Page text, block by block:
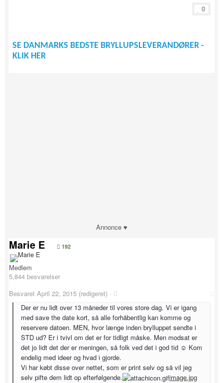
0
SE DANMARKS BEDSTE BRYLLUPSLEVERANDØRER -
KLIK HER
Annonce ♥
Marie E 192
Medlem
5,844 besvarelser
Besvaret April 22, 2015 (redigeret) ·
Der er nu lidt over 13 måneder til vores store dag. Vi er igang
med save the date kort, så alle forhåbentlig kan komme og
reservere datoen. MEN, hvor længe inden brylluppet sendte i
STD ud? Er i tvivl om det er for tidligt måske. Men modsat er
det jo lidt det der er meningen, så folk ved det i god tid ☺️ Kom
endelig med ideer og hvad i gjorde.
Vi har købt disse over nettet, som er print selv og så vil jeg
selv pifte dem lidt op efterfølgende.
image.jpg